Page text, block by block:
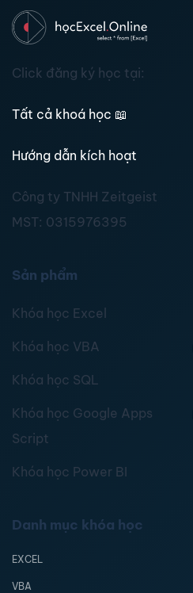
Click đăng ký học tại:
Tất cả khoá học 📖
Hướng dẫn kích hoạt
Công ty TNHH Zeitgeist
MST: 0315976395
Sản phẩm
Khóa học Excel
Khóa học VBA
Khóa học SQL
Khóa học Google Apps
Script
Khóa học Power BI
Danh mục khóa học
EXCEL
VBA